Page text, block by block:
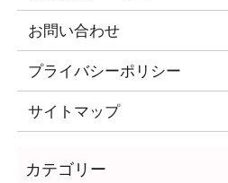
お問い合わせ
プライバシーポリシー
サイトマップ